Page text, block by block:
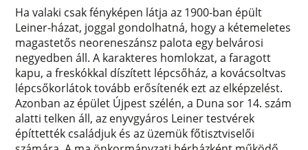
Ha valaki csak fényképen látja az 1900-ban épült
Leiner-házat, joggal gondolhatná, hogy a kétemeletes
magastetős neoreneszánsz palota egy belvárosi
negyedben áll. A karakteres homlokzat, a faragott
kapu, a freskókkal díszített lépcsőház, a kovácsoltvas
lépcsőkorlátok tovább erősítenék ezt az elképzelést.
Azonban az épület Újpest szélén, a Duna sor 14. szám
alatti telken áll, az enyvgyáros Leiner testvérek
építtették családjuk és az üzemük főtisztviselői